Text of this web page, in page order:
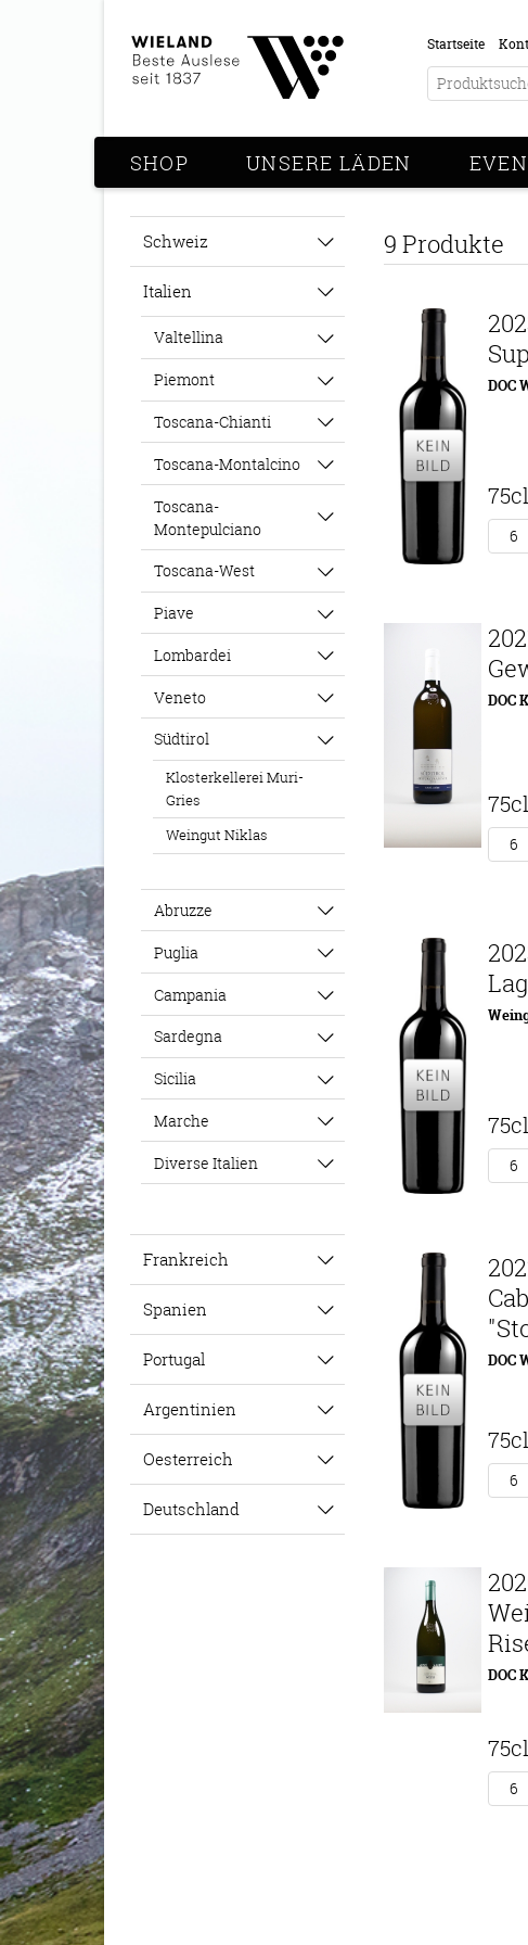
Startseite
SHOP UNSERE LÄDEN
Schweiz
Italien
Valtellina
Piemont
Toscana-Chianti
Toscana-Montalcino
Toscana-
Montepulciano
Toscana-West
Piave
Lombardei
Veneto
Südtirol
Klosterkellerei Muri-
Gries
Weingut Niklas
Abruzze
Puglia
Campania
Sardegna
Sicilia
Marche
Diverse Italien
Frankreich
Spanien
Portugal
Argentinien
Oesterreich
Deutschland
9 Produkte
DOC
75cl
DOC
75cl
75cl
DOC
75cl
DOC
75cl